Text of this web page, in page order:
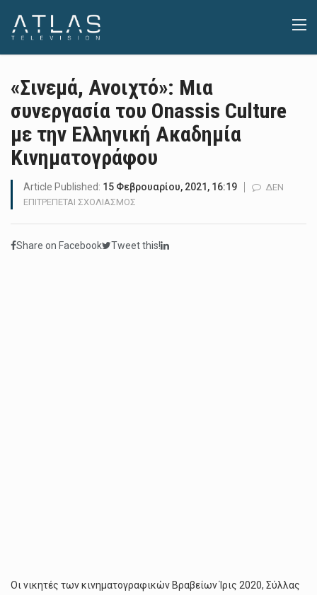
«Σινεμά, Ανοιχτό»: Μια
συνεργασία του Onassis Culture
με την Ελληνική Ακαδημία
Κινηματογράφου
Article Published: 15 Φεβρουαρίου, 2021, 16:19
ΔΕΝ
ΕΠΙΤΡΈΠΕΤΑΙ ΣΧΟΛΙΑΣΜΌΣ
ΜΙΑ
Share on Facebook Tweet this!
Οι νικητές των κινηματογραφικών Βραβείων Ίρις 2020, Σύλλας